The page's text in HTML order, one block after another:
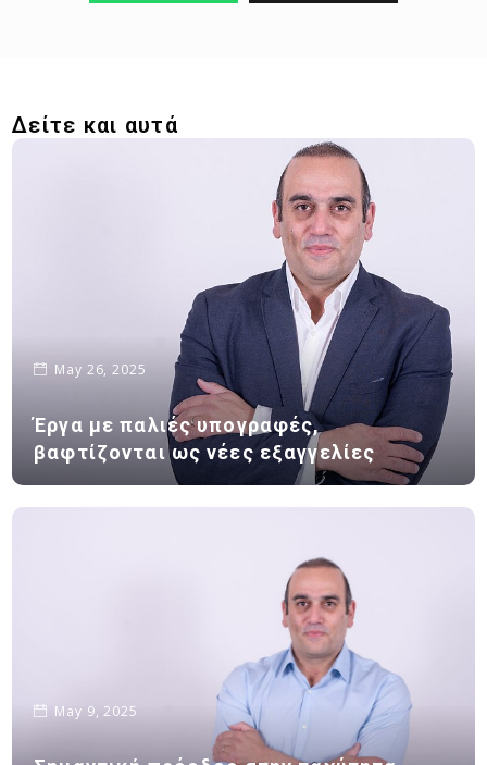
Δείτε και αυτά
May 26, 2025
Έργα με παλιές υπογραφές,
βαφτίζονται ως νέες εξαγγελίες
May 9, 2025